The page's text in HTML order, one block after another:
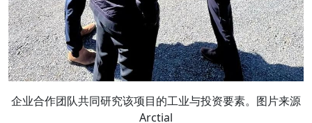
企业合作团队共同研究该项目的工业与投资要素。图片来源
Arctial